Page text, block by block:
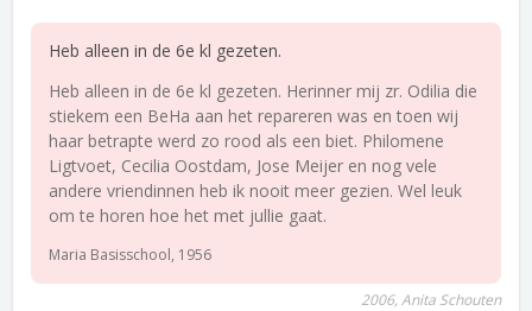
Heb alleen in de 6e kl gezeten.
Heb alleen in de 6e kl gezeten. Herinner mij zr. Odilia die
stiekem een BeHa aan het repareren was en toen wij
haar betrapte werd zo rood als een biet. Philomene
Ligtvoet, Cecilia Oostdam, Jose Meijer en nog vele
andere vriendinnen heb ik nooit meer gezien. Wel leuk
om te horen hoe het met jullie gaat.
Maria Basisschool, 1956
2006, Anita Schouten